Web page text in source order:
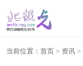
当前位置：首页 > 资讯 >